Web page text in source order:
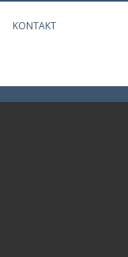
KONTAKT